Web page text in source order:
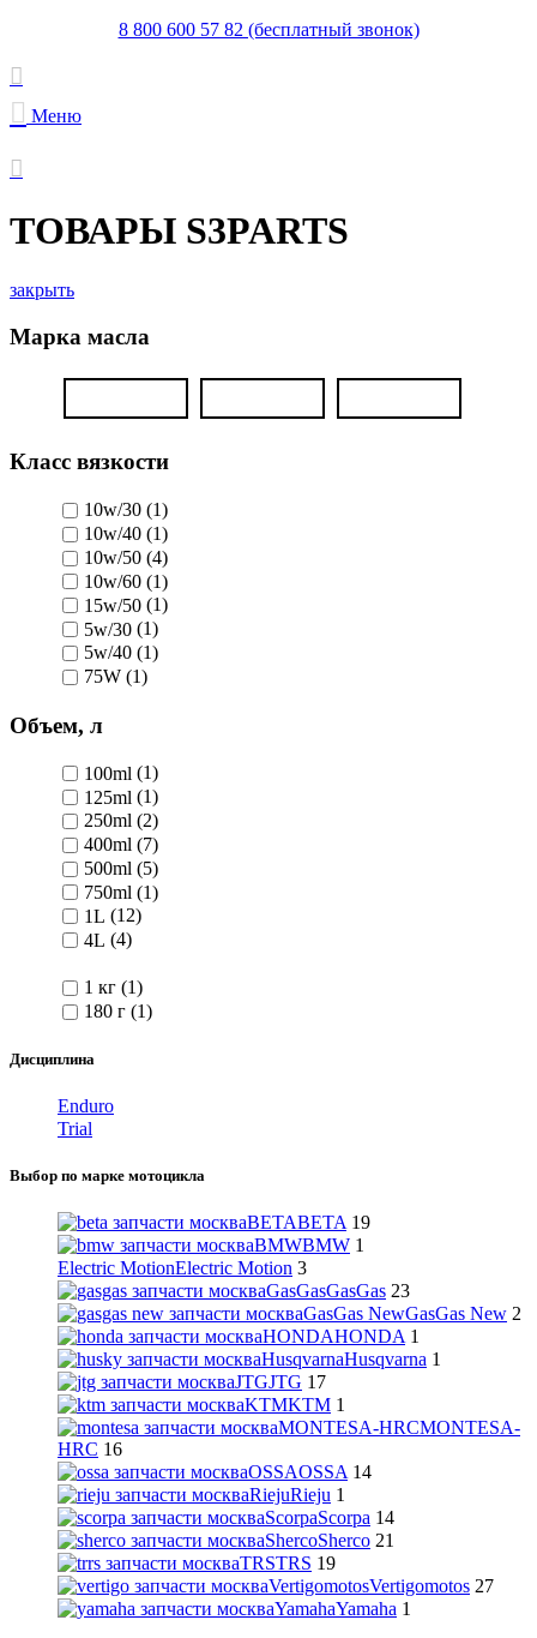
8 800 600 57 82 (бесплатный звонок)
Меню
ТОВАРЫ S3PARTS
закрыть
Марка масла
Класс вязкости
10w/30 (1)
10w/40 (1)
10w/50 (4)
10w/60 (1)
15w/50 (1)
5w/30 (1)
5w/40 (1)
75W (1)
Объем, л
100ml (1)
125ml (1)
250ml (2)
400ml (7)
500ml (5)
750ml (1)
1L (12)
4L (4)
1 кг (1)
180 г (1)
Дисциплина
Enduro
Trial
Выбор по марке мотоцикла
BETABETA 19
BMWBMW 1
Electric MotionElectric Motion 3
GasGasGasGas 23
GasGas NewGasGas New 2
HONDAHONDA 1
HusqvarnaHusqvarna 1
JTGJTG 17
KTMKTM 1
MONTESA-HRCMONTESA-
HRC 16
OSSAOSSA 14
RiejuRieju 1
ScorpaScorpa 14
ShercoSherco 21
TRSTRS 19
VertigomotosVertigomotos 27
YamahaYamaha 1